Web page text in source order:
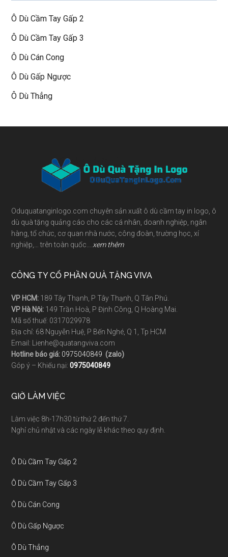
Ô Dù Cầm Tay Gấp 2
Ô Dù Cầm Tay Gấp 3
Ô Dù Cán Cong
Ô Dù Gấp Ngược
Ô Dù Thẳng
Footer
Oduquatanginlogo.com chuyên sản xuất ô dù cầm tay in logo, ô
dù quà tặng quảng cáo cho các cá nhân, doanh nghiệp, ngân
hàng, tổ chức, cơ quan nhà nước, công đoàn, trường học, xí
nghiệp,… trên toàn quốc…. xem thêm
CÔNG TY CỔ PHẦN QUÀ TẶNG VIVA
VP HCM: 189 Tây Thạnh, P Tây Thạnh, Q Tân Phú.
VP Hà Nội: 149 Trần Hoà, P Định Công, Q Hoàng Mai.
Mã số thuế: 0317029978
Địa chỉ: 68 Nguyễn Huệ, P Bến Nghé, Q 1, Tp HCM
Email: Lienhe@quatangviva.com
Hotline báo giá: 0975040849 (zalo)
Góp ý – Khiếu nại:0975040849
GIỜ LÀM VIỆC
Làm việc 8h-17h30 từ thứ 2 đến thứ 7.
Nghỉ chủ nhật và các ngày lễ khác theo quy định.
Ô Dù Cầm Tay Gấp 2
Ô Dù Cầm Tay Gấp 3
Ô Dù Cán Cong
Ô Dù Gấp Ngược
Ô Dù Thẳng